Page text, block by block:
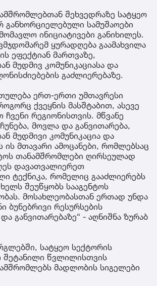
შეხვედრაზე სატყეო
განხორციელებული სამუშაოები
ინიციატივები განიხილეს.
ყურადღება გაამახვილა
ეფექტიან მართვაზე,
მუდმივ კომუნიკაციასა და
გაძლიერებაზე.
ერთ-ერთი უმთავრესი
ქვეყნის მასშტაბით, ასევე
ჩვენი რეგიონისთვის. მწვანე
მოვლა და განვითარება,
მუდმივი კომუნიკაცია და
ის მთავარი ამოცანები, რომლებსაც
თანამშრომლები ღირსეულად
დავათვალიერეთ
ტექნიკა, რომელიც გააძლიერებს
შეუწყობს სააგენტოს
მოსახლეობასთან ერთად უნდა
ბუნებრივი რესურსების
განვითარებაზე“ - აღნიშნა ზურაბ
სატყეო სექტორის
შეტანილი წვლილისთვის
მადლობის სიგელები